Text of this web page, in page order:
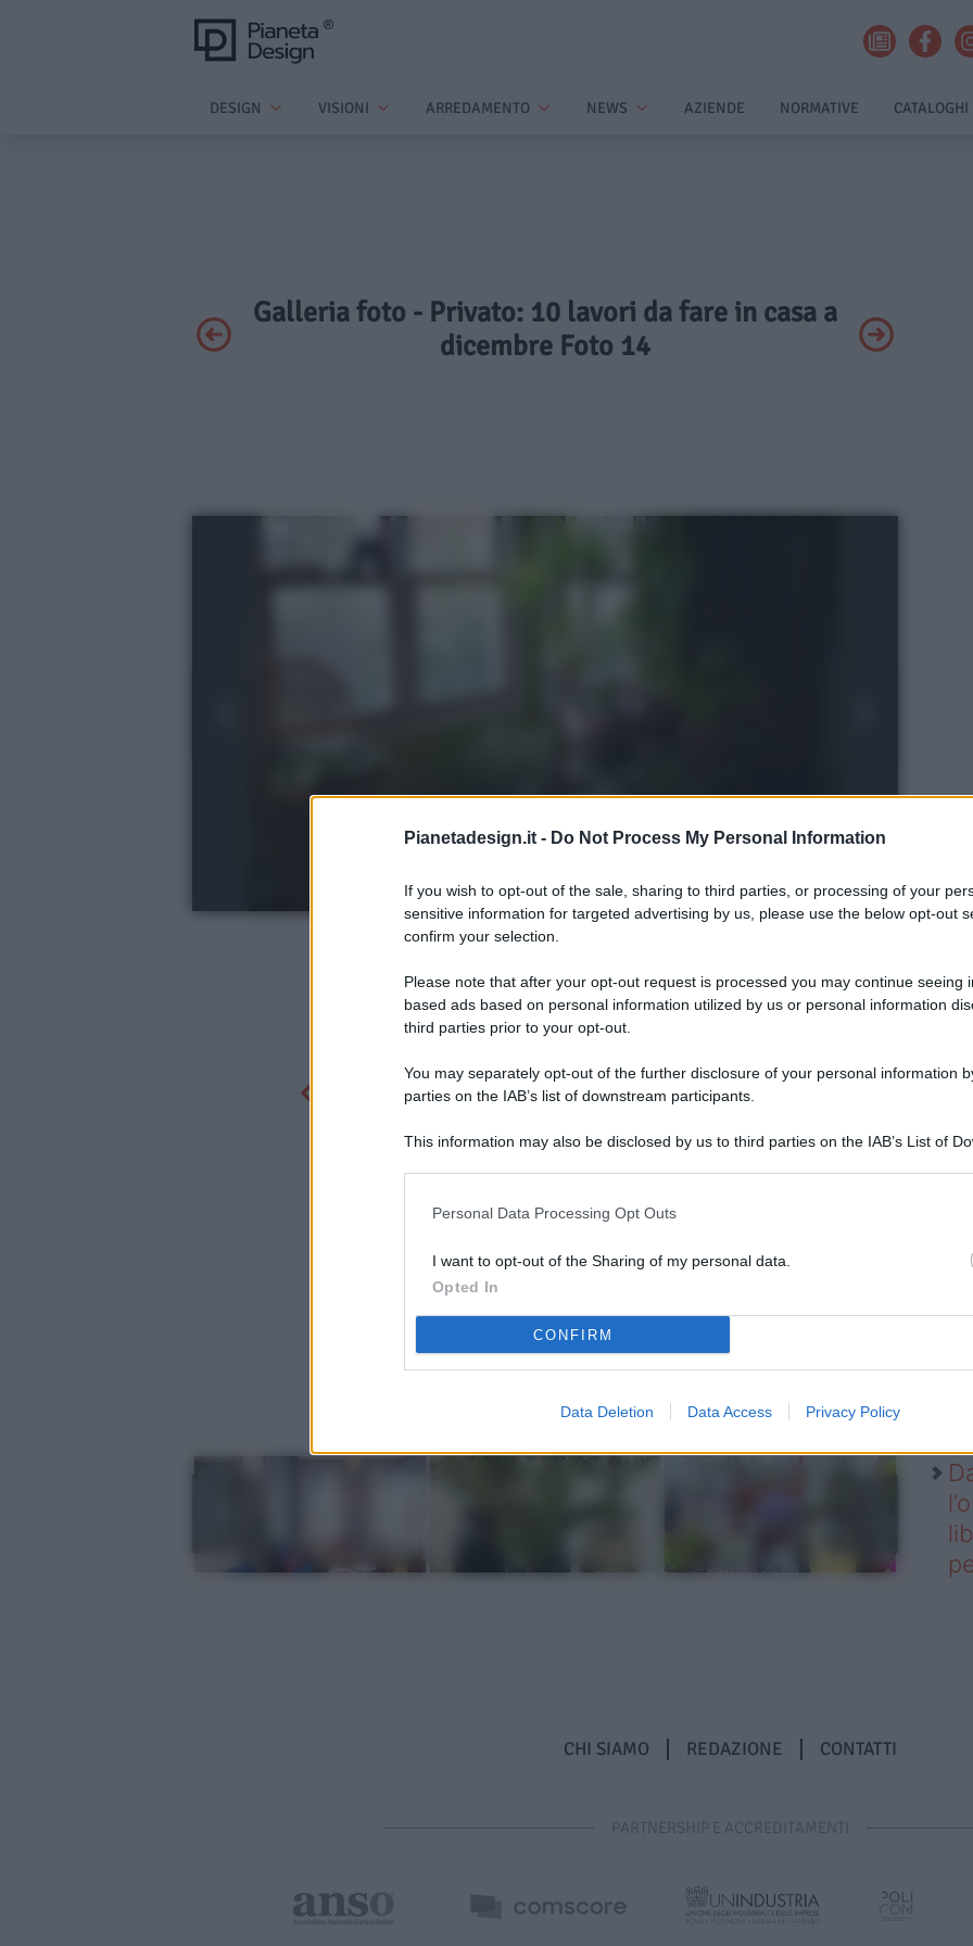
Pianetadesign.it - Do Not Process My Personal Information
If you wish to opt-out of the sale, sharing to third parties, or processing of your
sensitive information for targeted advertising by us, please use the below opt-out
confirm your selection.
Please note that after your opt-out request is processed you may continue seeing
based ads based on personal information utilized by us or personal information
third parties prior to your opt-out.
You may separately opt-out of the further disclosure of your personal information
parties on the IAB’s list of downstream participants.
This information may also be disclosed by us to third parties on the IAB’s List of
Personal Data Processing Opt Outs
I want to opt-out of the Sharing of my personal data.
Opted In
CONFIRM
Data Deletion Data Access Privacy Policy
DESIGN VISIONI ARREDAMENTO NEWS AZIENDE NORMATIVE CATALOGHI
Galleria foto - Privato: 10 lavori da fare in casa a
dicembre Foto 14
CHI SIAMO REDAZIONE CONTATTI
PARTNERSHIP E ACCREDITAMENTI